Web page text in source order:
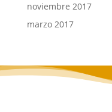
noviembre 2017
marzo 2017